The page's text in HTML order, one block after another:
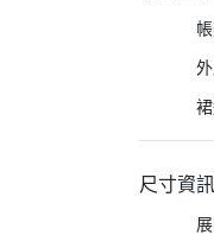
帳篷本
外層塗
裙邊與
尺寸資訊
展開尺